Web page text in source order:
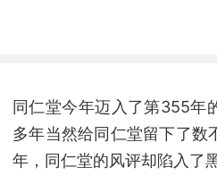
同仁堂今年迈入了第355年
多年当然给同仁堂留下了数
年，同仁堂的风评却陷入了黑